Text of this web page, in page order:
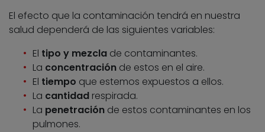
El efecto que la contaminación tendrá en nuestra
salud dependerá de las siguientes variables:
El tipo y mezcla de contaminantes.
La concentración de estos en el aire.
El tiempo que estemos expuestos a ellos.
La cantidad respirada.
La penetración de estos contaminantes en los
pulmones.